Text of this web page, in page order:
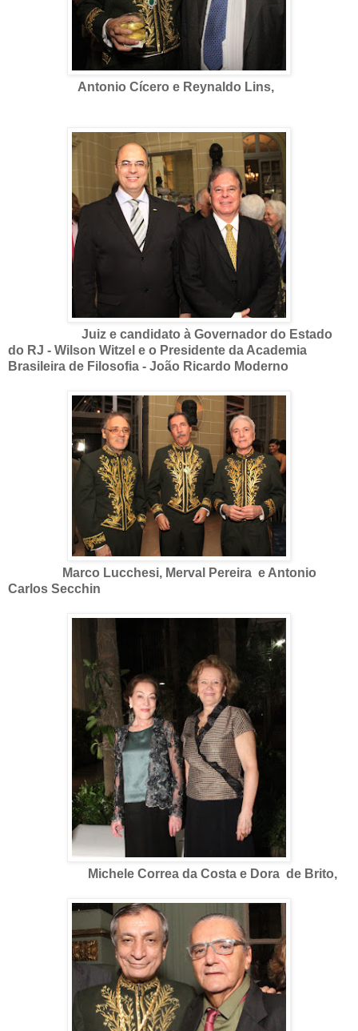
Antonio Cícero e Reynaldo Lins,
Juiz e candidato à Governador do Estado
do RJ - Wilson Witzel e o Presidente da Academia
Brasileira de Filosofia - João Ricardo Moderno
Marco Lucchesi, Merval Pereira e Antonio
Carlos Secchin
Michele Correa da Costa e Dora de Brito,